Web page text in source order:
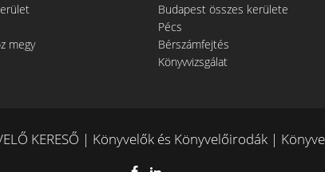
Budapest összes kerülete
Pécs
megy Bérszámfejtés
Könyvvizsgálat
KERESŐ | Könyvelők és Könyvelőirodák |